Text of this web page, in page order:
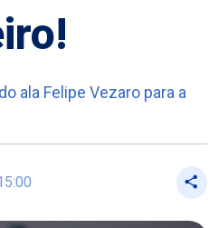
ala Felipe Vezaro para a